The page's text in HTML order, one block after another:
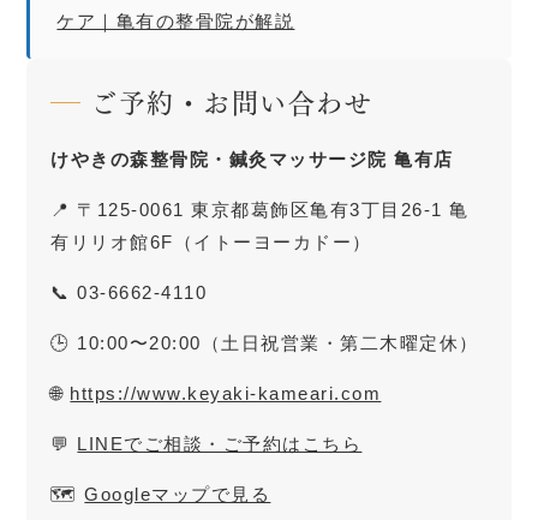
ケア｜亀有の整骨院が解説
ご予約・お問い合わせ
けやきの森整骨院・鍼灸マッサージ院 亀有店
📍 〒125-0061 東京都葛飾区亀有3丁目26-1 亀
有リリオ館6F（イトーヨーカドー）
📞 03-6662-4110
🕒 10:00〜20:00（土日祝営業・第二木曜定休）
🌐 https://www.keyaki-kameari.com
💬 LINEでご相談・ご予約はこちら
🗺️Googleマップで見る